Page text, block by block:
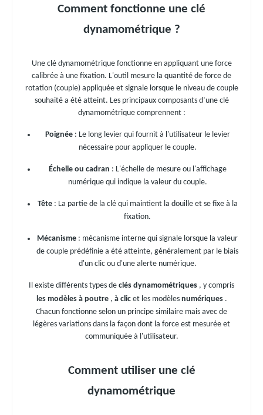
Comment fonctionne une clé
dynamométrique ?
Une clé dynamométrique fonctionne en appliquant une force
calibrée à une fixation. L'outil mesure la quantité de force de
rotation (couple) appliquée et signale lorsque le niveau de couple
souhaité a été atteint. Les principaux composants d’une clé
dynamométrique comprennent :
Poignée : Le long levier qui fournit à l'utilisateur le levier
nécessaire pour appliquer le couple.
Échelle ou cadran : L'échelle de mesure ou l'affichage
numérique qui indique la valeur du couple.
Tête : La partie de la clé qui maintient la douille et se fixe à la
fixation.
Mécanisme : mécanisme interne qui signale lorsque la valeur
de couple prédéfinie a été atteinte, généralement par le biais
d'un clic ou d'une alerte numérique.
Il existe différents types de clés dynamométriques , y compris
les modèles à poutre , à clic et les modèles numériques .
Chacun fonctionne selon un principe similaire mais avec de
légères variations dans la façon dont la force est mesurée et
communiquée à l'utilisateur.
Comment utiliser une clé
dynamométrique